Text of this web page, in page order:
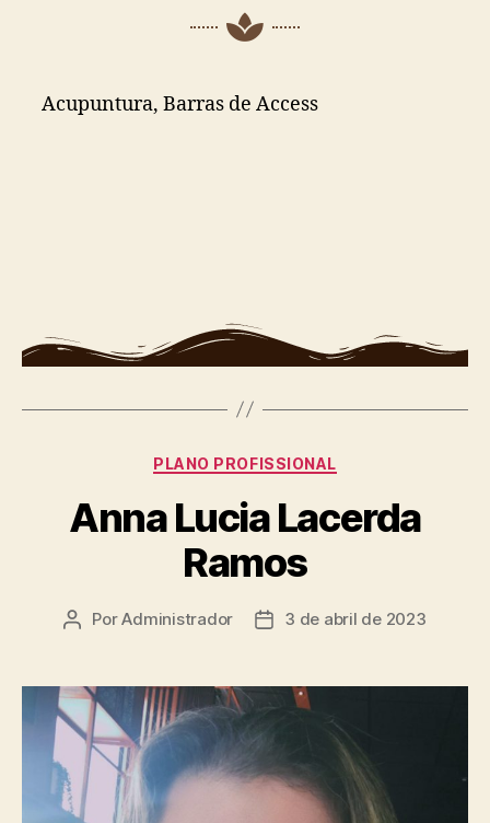
Acupuntura, Barras de Access
PLANO PROFISSIONAL
Anna Lucia Lacerda
Ramos
PorAdministrador 3 de abril de 2023